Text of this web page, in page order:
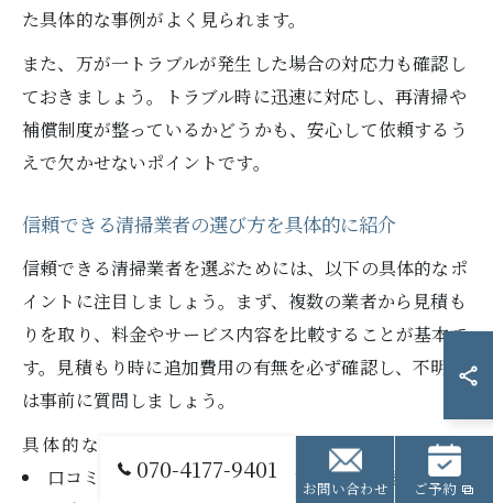
た具体的な事例がよく見られます。
また、万が一トラブルが発生した場合の対応力も確認し
ておきましょう。トラブル時に迅速に対応し、再清掃や
補償制度が整っているかどうかも、安心して依頼するう
えで欠かせないポイントです。
信頼できる清掃業者の選び方を具体的に紹介
信頼できる清掃業者を選ぶためには、以下の具体的なポ
イントに注目しましょう。まず、複数の業者から見積も
りを取り、料金やサービス内容を比較することが基本で
す。見積もり時に追加費用の有無を必ず確認し、不明点
は事前に質問しましょう。
具体的な選び方のポイント
口コミや評判、満足度ランキングを参考にする
070-4177-9401
お問い合わせ ご予約